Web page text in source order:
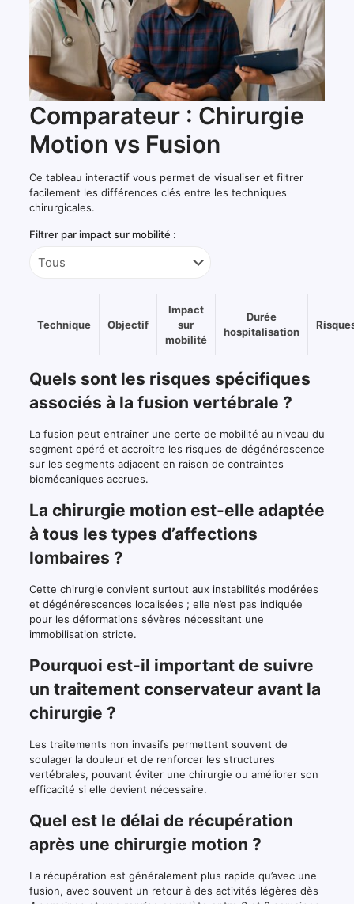
Comparateur : Chirurgie
Motion vs Fusion
Ce tableau interactif vous permet de visualiser et filtrer
facilement les différences clés entre les techniques
chirurgicales.
Filtrer par impact sur mobilité :
comparatif
techniques
Chirurgie
simple,
Fusion
vertébrale,
motion
Technique Objectif
Impact
sur
mobilité
Durée
hospitalisation
Quels sont les risques spécifiques
associés à la fusion vertébrale ?
La fusion peut entraîner une perte de mobilité au niveau du
segment opéré et accroître les risques de dégénérescence
sur les segments adjacent en raison de contraintes
biomécaniques accrues.
La chirurgie motion est-elle adaptée
à tous les types d’affections
lombaires ?
Cette chirurgie convient surtout aux instabilités modérées
et dégénérescences localisées ; elle n’est pas indiquée
pour les déformations sévères nécessitant une
immobilisation stricte.
Pourquoi est-il important de suivre
un traitement conservateur avant la
chirurgie ?
Les traitements non invasifs permettent souvent de
soulager la douleur et de renforcer les structures
vertébrales, pouvant éviter une chirurgie ou améliorer son
efficacité si elle devient nécessaire.
Quel est le délai de récupération
après une chirurgie motion ?
La récupération est généralement plus rapide qu’avec une
fusion, avec souvent un retour à des activités légères dès